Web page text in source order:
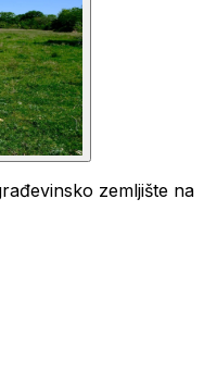
zemljište na